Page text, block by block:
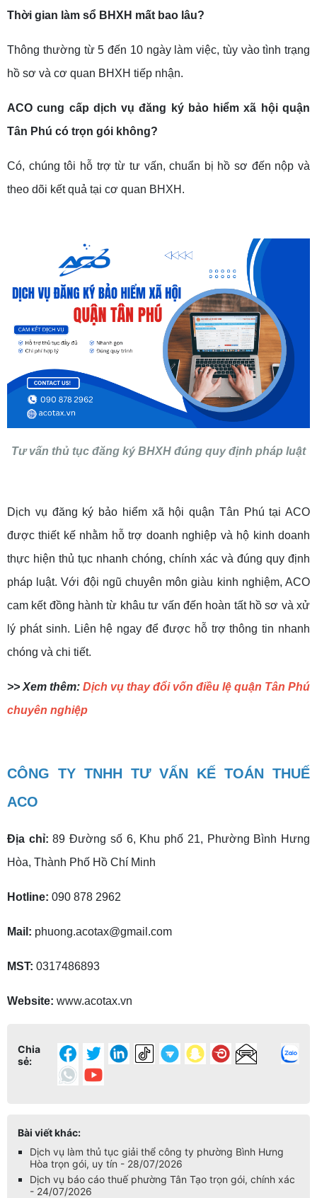
Thời gian làm sổ BHXH mất bao lâu?
Thông thường từ 5 đến 10 ngày làm việc, tùy vào tình trạng
hồ sơ và cơ quan BHXH tiếp nhận.
ACO cung cấp dịch vụ đăng ký bảo hiểm xã hội quận
Tân Phú có trọn gói không?
Có, chúng tôi hỗ trợ từ tư vấn, chuẩn bị hồ sơ đến nộp và
theo dõi kết quả tại cơ quan BHXH.
Tư vấn thủ tục đăng ký BHXH đúng quy định pháp luật
Dịch vụ đăng ký bảo hiểm xã hội quận Tân Phú tại ACO
được thiết kế nhằm hỗ trợ doanh nghiệp và hộ kinh doanh
thực hiện thủ tục nhanh chóng, chính xác và đúng quy định
pháp luật. Với đội ngũ chuyên môn giàu kinh nghiệm, ACO
cam kết đồng hành từ khâu tư vấn đến hoàn tất hồ sơ và xử
lý phát sinh. Liên hệ ngay để được hỗ trợ thông tin nhanh
chóng và chi tiết.
>> Xem thêm: Dịch vụ thay đổi vốn điều lệ quận Tân Phú
chuyên nghiệp
CÔNG TY TNHH TƯ VẤN KẾ TOÁN THUẾ
ACO
Địa chỉ:89 Đường số 6, Khu phố 21, Phường Bình Hưng
Hòa, Thành Phố Hồ Chí Minh
Hotline: 090 878 2962
Mail: phuong.acotax@gmail.com
MST: 0317486893
Website: www.acotax.vn
Chia
sẻ:
Bài viết khác:
Dịch vụ làm thủ tục giải thể công ty phường Bình Hưng
Hòa trọn gói, uy tín - 28/07/2026
Dịch vụ báo cáo thuế phường Tân Tạo trọn gói, chính xác
- 24/07/2026